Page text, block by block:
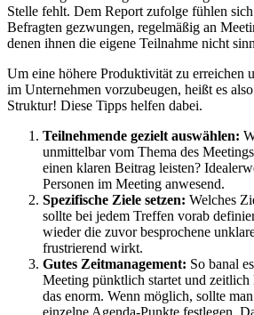
Stelle fehlt. Dem Report zufolge fühlen
Befragten gezwungen, regelmäßig an
denen ihnen die eigene Teilnahme nicht
Um eine höhere Produktivität zu erreichen
im Unternehmen vorzubeugen, heißt es
Struktur! Diese Tipps helfen dabei.
Teilnehmende gezielt auswählen:
unmittelbar vom Thema des
einen klaren Beitrag leisten?
Personen im Meeting anwesend.
Spezifische Ziele setzen: Welches
sollte bei jedem Treffen vorab
wieder die zuvor besprochene
frustrierend wirkt.
Gutes Zeitmanagement: So banal
Meeting pünktlich startet und
das enorm. Wenn möglich, sollte
einzelne Agenda-Punkte festlegen.